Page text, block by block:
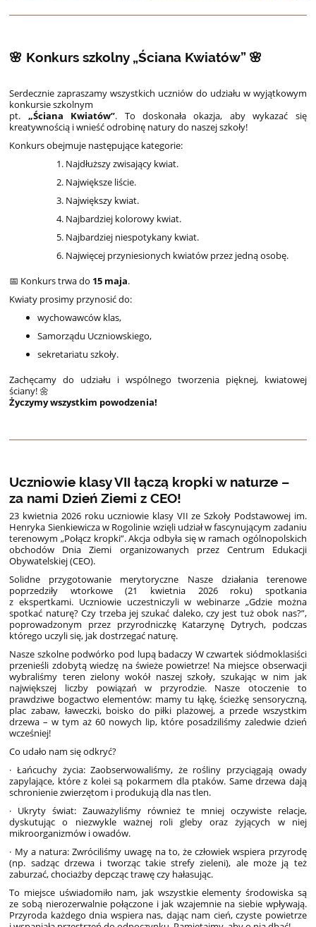
🌸 Konkurs szkolny „Ściana Kwiatów” 🌸
Serdecznie zapraszamy wszystkich uczniów do udziału w wyjątkowym
konkursie szkolnym
pt. „Ściana Kwiatów”. To doskonała okazja, aby wykazać się
kreatywnością i wnieść odrobinę natury do naszej szkoły!
Konkurs obejmuje następujące kategorie:
Najdłuższy zwisający kwiat.
Największe liście.
Największy kwiat.
Najbardziej kolorowy kwiat.
Najbardziej niespotykany kwiat.
Najwięcej przyniesionych kwiatów przez jedną osobę.
📅 Konkurs trwa do 15 maja.
Kwiaty prosimy przynosić do:
wychowawców klas,
Samorządu Uczniowskiego,
sekretariatu szkoły.
Zachęcamy do udziału i wspólnego tworzenia pięknej, kwiatowej
ściany! 🌼
Życzymy wszystkim powodzenia!
Uczniowie klasy VII łączą kropki w naturze –
za nami Dzień Ziemi z CEO!
23 kwietnia 2026 roku uczniowie klasy VII ze Szkoły Podstawowej im.
Henryka Sienkiewicza w Rogolinie wzięli udział w fascynującym zadaniu
terenowym „Połącz kropki”. Akcja odbyła się w ramach ogólnopolskich
obchodów Dnia Ziemi organizowanych przez Centrum Edukacji
Obywatelskiej (CEO).
Solidne przygotowanie merytoryczne Nasze działania terenowe
poprzedziły wtorkowe (21 kwietnia 2026 roku) spotkania
z ekspertkami. Uczniowie uczestniczyli w webinarze „Gdzie można
spotkać naturę? Czy trzeba jej szukać daleko, czy jest tuż obok nas?”,
poprowadzonym przez przyrodniczkę Katarzynę Dytrych, podczas
którego uczyli się, jak dostrzegać naturę.
Nasze szkolne podwórko pod lupą badaczy W czwartek siódmoklasiści
przenieśli zdobytą wiedzę na świeże powietrze! Na miejsce obserwacji
wybraliśmy teren zielony wokół naszej szkoły, szukając w nim jak
największej liczby powiązań w przyrodzie. Nasze otoczenie to
prawdziwe bogactwo elementów: mamy tu łąkę, ścieżkę sensoryczną,
plac zabaw, ławeczki, boisko do piłki plażowej, a przede wszystkim
drzewa – w tym aż 60 nowych lip, które posadziliśmy zaledwie dzień
wcześniej!
Co udało nam się odkryć?
· Łańcuchy życia: Zaobserwowaliśmy, że rośliny przyciągają owady
zapylające, które z kolei są pokarmem dla ptaków. Same drzewa dają
schronienie zwierzętom i produkują dla nas tlen.
· Ukryty świat: Zauważyliśmy również te mniej oczywiste relacje,
dyskutując o niezwykle ważnej roli gleby oraz żyjących w niej
mikroorganizmów i owadów.
· My a natura: Zwróciliśmy uwagę na to, że człowiek wspiera przyrodę
(np. sadząc drzewa i tworząc takie strefy zieleni), ale może ją też
zaburzać, chociażby depcząc trawę czy hałasując.
To miejsce uświadomiło nam, jak wszystkie elementy środowiska są
ze sobą nierozerwalnie połączone i jak wzajemnie na siebie wpływają.
Przyroda każdego dnia wspiera nas, dając nam cień, czyste powietrze